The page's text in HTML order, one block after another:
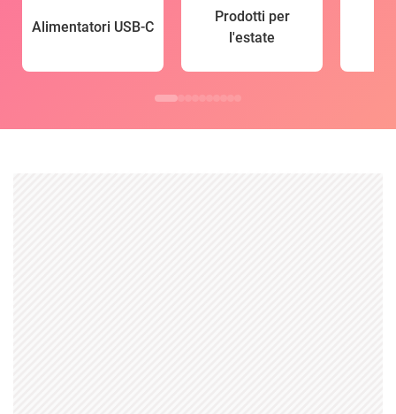
Alimentatori USB-C
Prodotti per
l'estate